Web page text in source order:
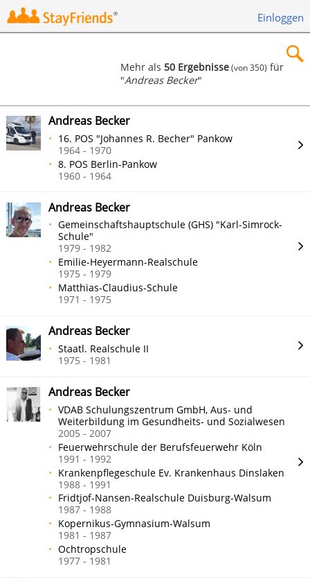
Einloggen
Suchen
Mehr als 50 Ergebnisse(von 350) für
"Andreas Becker"
Andreas Becker
16. POS "Johannes R. Becher" Pankow
1964 - 1970
8. POS Berlin-Pankow
1960 - 1964
Andreas Becker
Gemeinschaftshauptschule (GHS) "Karl-Simrock-
Schule"
1979 - 1982
Emilie-Heyermann-Realschule
1975 - 1979
Matthias-Claudius-Schule
1971 - 1975
Andreas Becker
Staatl. Realschule II
1975 - 1981
Andreas Becker
VDAB Schulungszentrum GmbH, Aus- und
Weiterbildung im Gesundheits- und Sozialwesen
2005 - 2007
Feuerwehrschule der Berufsfeuerwehr Köln
1991 - 1992
Krankenpflegeschule Ev. Krankenhaus Dinslaken
1988 - 1991
Fridtjof-Nansen-Realschule Duisburg-Walsum
1987 - 1988
Kopernikus-Gymnasium-Walsum
1981 - 1987
Ochtropschule
1977 - 1981